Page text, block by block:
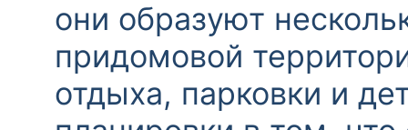
они образуют
придомовой
отдыха, парковки и